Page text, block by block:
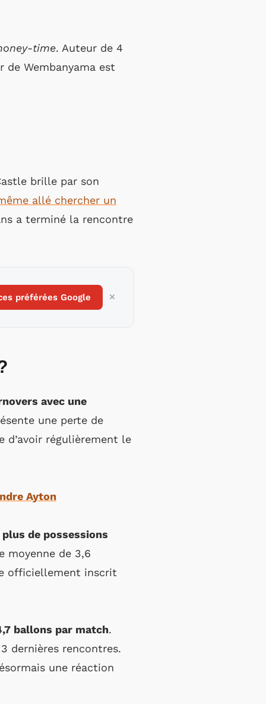
time. Auteur de 4
de Wembanyama est
brille par son
allé chercher un
a terminé la rencontre
préférées Google
avec une
une perte de
d’avoir régulièrement le
Ayton
de possessions
moyenne de 3,6
officiellement inscrit
ballons par match.
dernières rencontres.
une réaction